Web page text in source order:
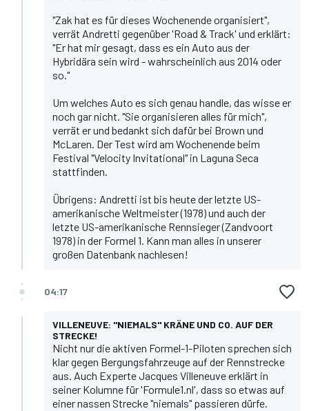
"Zak hat es für dieses Wochenende organisiert",
verrät Andretti gegenüber 'Road & Track' und erklärt:
"Er hat mir gesagt, dass es ein Auto aus der
Hybridära sein wird - wahrscheinlich aus 2014 oder
so."
Um welches Auto es sich genau handle, das wisse er
noch gar nicht. "Sie organisieren alles für mich",
verrät er und bedankt sich dafür bei Brown und
McLaren. Der Test wird am Wochenende beim
Festival "Velocity Invitational" in Laguna Seca
stattfinden.
Übrigens: Andretti ist bis heute der letzte US-
amerikanische Weltmeister (1978) und auch der
letzte US-amerikanische Rennsieger (Zandvoort
1978) in der Formel 1. Kann man alles in unserer
großen Datenbank nachlesen!
04:17
VILLENEUVE: "NIEMALS" KRÄNE UND CO. AUF DER
STRECKE!
Nicht nur die aktiven Formel-1-Piloten sprechen sich
klar gegen Bergungsfahrzeuge auf der Rennstrecke
aus. Auch Experte Jacques Villeneuve erklärt in
seiner Kolumne für 'Formule1.nl', dass so etwas auf
einer nassen Strecke "niemals" passieren dürfe.